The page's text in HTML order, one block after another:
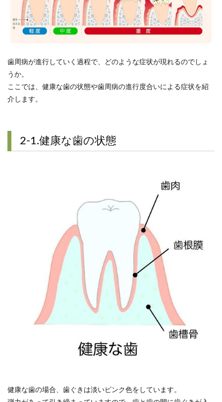
歯周病が進行していく過程で、どのような症状が現れるのでしょ
うか。
ここでは、健康な歯の状態や歯周病の進行度合いによる症状を紹
介します。
2-1.健康な歯の状態
健康な歯の場合、歯ぐきは淡いピンク色をしています。